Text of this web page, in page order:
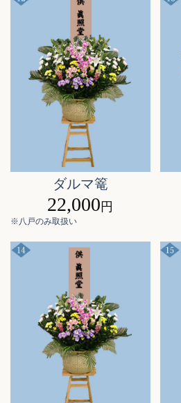
ダルマ篭
22,000円
※八戸のみ取扱い